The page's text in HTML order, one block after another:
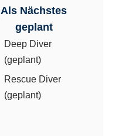
Als Nächstes
geplant
Deep Diver
(geplant)
Rescue Diver
(geplant)